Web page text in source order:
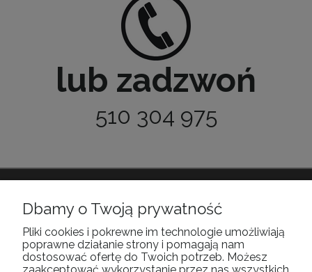
lub zadzwoń
510 304 975
POMOC
MOJE KONTO
Dbamy o Twoją prywatność
Pliki cookies i pokrewne im technologie umożliwiają
poprawne działanie strony i pomagają nam
dostosować ofertę do Twoich potrzeb. Możesz